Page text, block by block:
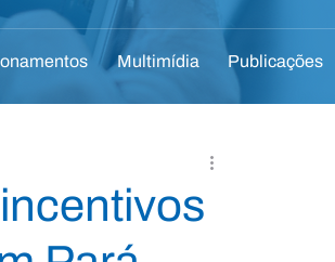
Multimídia Publicações